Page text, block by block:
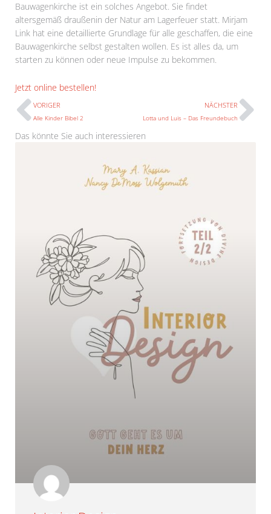
Bauwagenkirche ist ein solches Angebot. Sie findet
altersgemäß draußenin der Natur am Lagerfeuer statt. Mirjam
Link hat eine detaillierte Grundlage für alle geschaffen, die eine
Bauwagenkirche selbst gestalten wollen. Es ist alles da, um
starten zu können oder neue Impulse zu bekommen.
Jetzt online bestellen!
Prev
VORIGER
Alle Kinder Bibel 2
NÄCHSTER
Lotta und Luis – Das Freundebuch
Das könnte Sie auch interessieren